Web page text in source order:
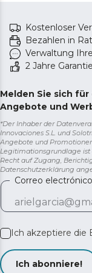
Kostenloser
Bezahlen in
Verwaltung
2 Jahre Garantie
Melden Sie sich
Angebote und
*Der Inhaber der
Innovaciones S.L. und
Angebote und
Legitimationsgrundlage ist
Recht auf Zugang,
Datenschutzerklärung
Correo electrónico
Ich akzeptiere die
Ich abonniere!